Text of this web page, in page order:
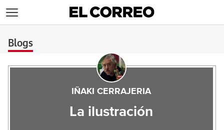
Blogs
IÑAKI CERRAJERIA
La ilustración